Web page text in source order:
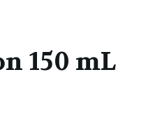
150 mL